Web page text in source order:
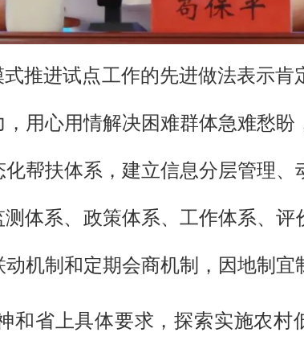
推进试点工作的先进做法表示
用心用情解决困难群体急难愁
帮扶体系，建立信息分层管理
体系、政策体系、工作体系、
机制和定期会商机制，因地制宜
和省上具体要求，探索实施农